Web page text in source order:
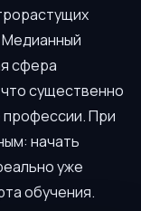
Медианный
сфера
существенно
При
начать
уже
обучения.